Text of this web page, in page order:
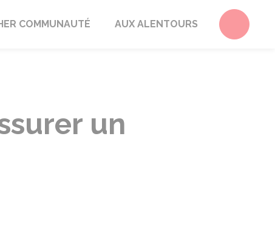
COMMUNAUTÉ AUX ALENTOURS
un